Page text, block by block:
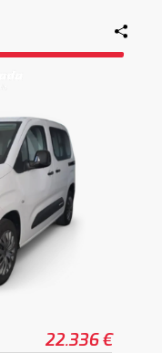
22.336 €